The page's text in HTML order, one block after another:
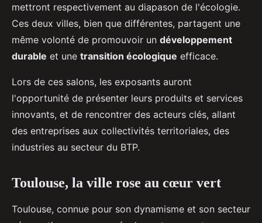
mettront respectivement au diapason de l'écologie.
Ces deux villes, bien que différentes, partagent une
même volonté de promouvoir un développement
durable et une transition écologique efficace.
Lors de ces salons, les exposants auront
l'opportunité de présenter leurs produits et services
innovants, et de rencontrer des acteurs clés, allant
des entreprises aux collectivités territoriales, des
industries au secteur du BTP.
Toulouse, la ville rose au cœur vert
Toulouse, connue pour son dynamisme et son secteur